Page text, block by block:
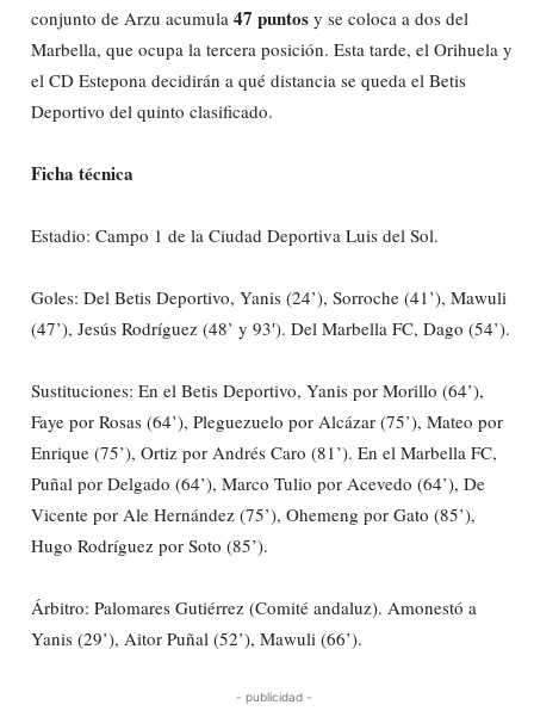
conjunto de Arzu acumula 47 puntos y se coloca a dos del
Marbella, que ocupa la tercera posición. Esta tarde, el Orihuela y
el CD Estepona decidirán a qué distancia se queda el Betis
Deportivo del quinto clasificado.
Ficha técnica
Estadio: Campo 1 de la Ciudad Deportiva Luis del Sol.
Goles: Del Betis Deportivo, Yanis (24’), Sorroche (41’), Mawuli
(47’), Jesús Rodríguez (48’ y 93′). Del Marbella FC, Dago (54’).
Sustituciones: En el Betis Deportivo, Yanis por Morillo (64’),
Faye por Rosas (64’), Pleguezuelo por Alcázar (75’), Mateo por
Enrique (75’), Ortiz por Andrés Caro (81’). En el Marbella FC,
Puñal por Delgado (64’), Marco Tulio por Acevedo (64’), De
Vicente por Ale Hernández (75’), Ohemeng por Gato (85’),
Hugo Rodríguez por Soto (85’).
Árbitro: Palomares Gutiérrez (Comité andaluz). Amonestó a
Yanis (29’), Aitor Puñal (52’), Mawuli (66’).
- publicidad -